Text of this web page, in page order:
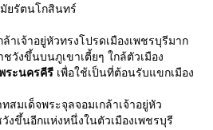
ยรัตนโกสินทร์
าเจ้าอยู่หัวทรงโปรดเมืองเพชรบุรีมาก
วังขึ้นบนภูเขาเตี้ยๆ ใกล้ตัวเมือง
ระนครคีรี เพื่อใช้เป็นที่ต้อนรับแขกเมือง
สมเด็จพระจุลจอมเกล้าเจ้าอยู่หัว
ขึ้นอีกแห่งหนึ่งในตัวเมืองเพชรบุรี